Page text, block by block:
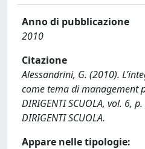
Anno di pubblicazione
2010
Citazione
Alessandrini, G. (2010).
come tema di management
DIRIGENTI SCUOLA, vol. 6,
DIRIGENTI SCUOLA.
Appare nelle tipologie: